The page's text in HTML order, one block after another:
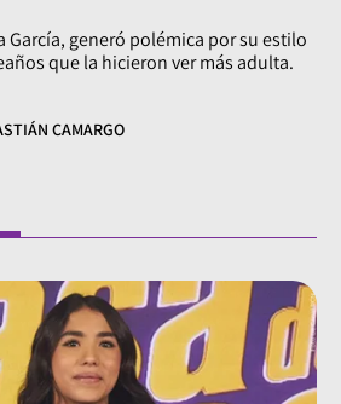
García, generó polémica por su estilo
que la hicieron ver más adulta.
CAMARGO